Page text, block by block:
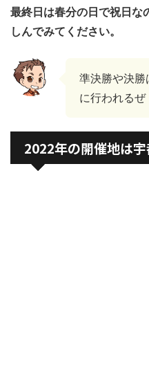
最終日は春分の日で祝日な
しんでみてください。
準決勝や決勝
に行われるぜ
2022年の開催地は